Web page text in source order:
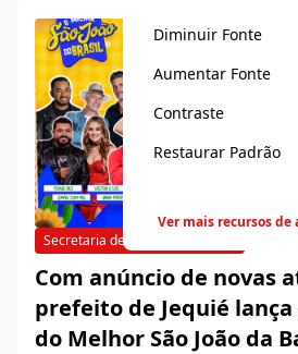
Secretaria de Cultura e Turismo
Com anúncio de novas
prefeito de Jequié
do Melhor São João da
Diminuir Fonte
Aumentar Fonte
Contraste
Restaurar Padrão
Ver mais recursos